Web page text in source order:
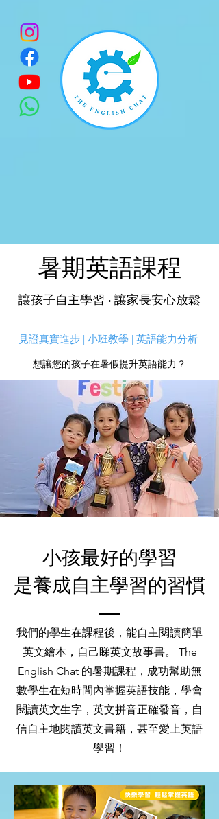
暑期英語課程
讓孩子自主學習 • 讓家長安心放鬆
見證真實進步 | 小班教學 | 英語能力分析
想讓您的孩子在暑假提升英語能力？
小孩最好的學習
是養成自主學習的習慣
我們的學生在課程後，能自主閱讀簡單
英文繪本，自己睇英文故事書。 The
English Chat 的暑期課程，成功幫助無
數學生在短時間內掌握英語技能，學會
閱讀英文生字，英文拼音正確發音，自
信自主地閱讀英文書籍，甚至愛上英語
學習！